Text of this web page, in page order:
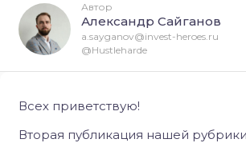
Всех приветствую!
Вторая публикация нашей
Автор
Александр Сайганов
a.sayganov@invest-heroes.ru
@Hustleharde